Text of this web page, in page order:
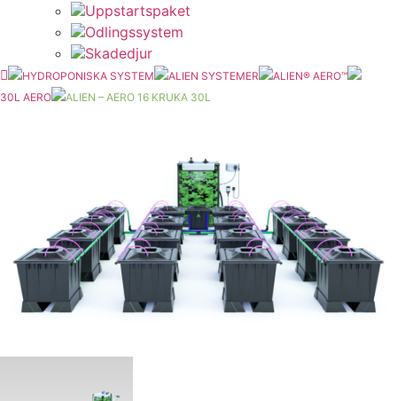
Uppstartspaket
Odlingssystem
Skadedjur
HYDROPONISKA SYSTEM ALIEN SYSTEMER
ALIEN® AERO™
30L AERO
ALIEN – AERO 16 KRUKA 30L